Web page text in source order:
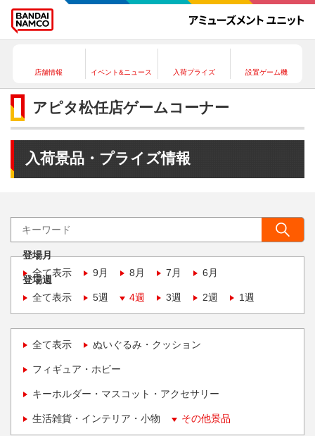
店舗情報 イベント&ニュース 入荷プライズ 設置ゲーム機
アピタ松任店ゲームコーナー
入荷景品・プライズ情報
登場月
全て表示
9月 8月 7月 6月
登場週
全て表示
5週 4週 3週 2週 1週
全て表示 ぬいぐるみ・クッション
フィギュア・ホビー
キーホルダー・マスコット・アクセサリー
生活雑貨・インテリア・小物 その他景品